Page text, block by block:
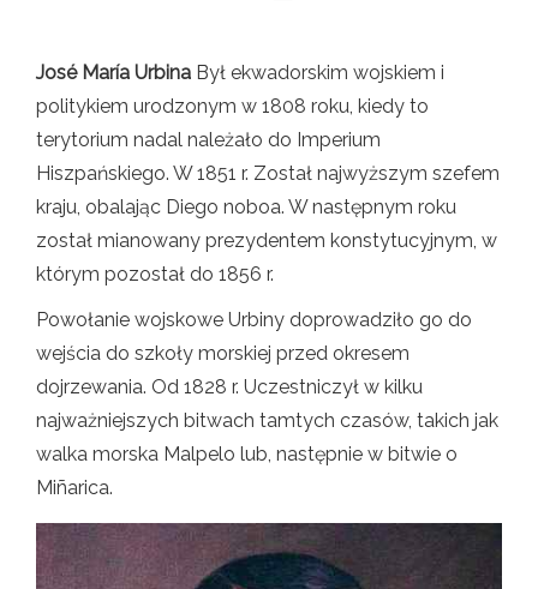
José María Urbina Był ekwadorskim wojskiem i
politykiem urodzonym w 1808 roku, kiedy to
terytorium nadal należało do Imperium
Hiszpańskiego. W 1851 r. Został najwyższym szefem
kraju, obalając Diego noboa. W następnym roku
został mianowany prezydentem konstytucyjnym, w
którym pozostał do 1856 r.
Powołanie wojskowe Urbiny doprowadziło go do
wejścia do szkoły morskiej przed okresem
dojrzewania. Od 1828 r. Uczestniczył w kilku
najważniejszych bitwach tamtych czasów, takich jak
walka morska Malpelo lub, następnie w bitwie o
Miñarica.